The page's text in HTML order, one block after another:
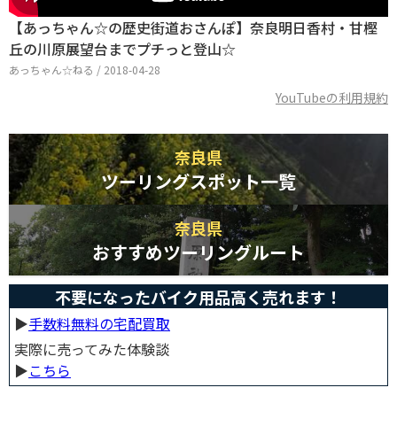
【あっちゃん☆の歴史街道おさんぽ】奈良明日香村・甘樫
丘の川原展望台までプチっと登山☆
あっちゃん☆ねる / 2018-04-28
YouTubeの利用規約
奈良県
ツーリングスポット一覧
奈良県
おすすめツーリングルート
不要になったバイク用品高く売れます！
▶︎手数料無料の宅配買取
実際に売ってみた体験談
▶︎こちら